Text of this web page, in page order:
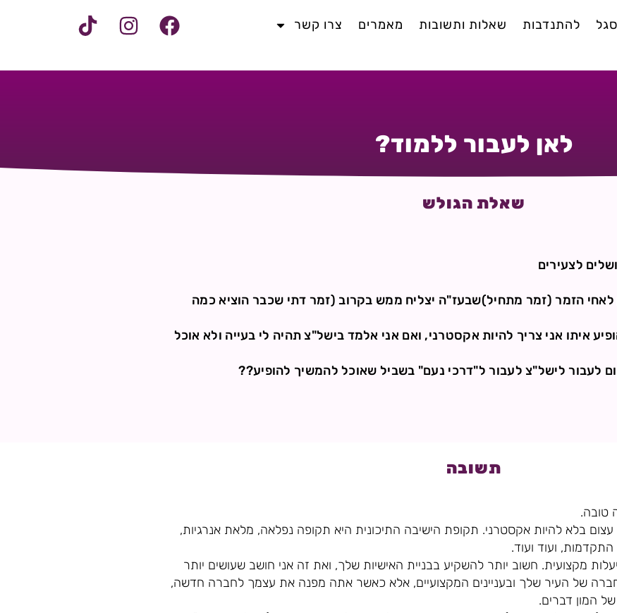
להתנדבות שאלות ותשובות מאמרים צרו קשר
לאן לעבור ללמוד?
שאלת הגולש
לצעירים
לאחי הזמר (זמר מתחיל)שבעז"ה יצליח ממש בקרוב (זמר דתי שכבר הוציא כמה
איתו אני צריך להיות אקסטרני, ואם אני אלמד בישל"צ תהיה לי בעייה ולא אוכל
לעבור לישל"צ לעבור ל"דרכי נעם" בשביל שאוכל להמשיך להופיע??
תשובה
טובה.
עצום בלא להיות אקסטרני. תקופת הישיבה התיכונית היא תקופה נפלאה, מלאת אנרגיות,
ועוד ועוד.
מקצועית. חשוב יותר להשקיע בבניית האישיות שלך, ואת זה אני חושב שעושים יותר
של העיר שלך ובעניינים המקצועיים, אלא כאשר אתה מפנה את עצמך לחברה חדשה,
המון דברים.